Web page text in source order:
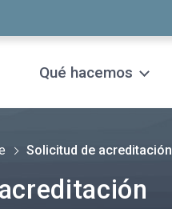
Qué hacemos
Solicitud de acreditación